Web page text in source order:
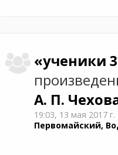
«ученики
А. П.
19:03, 13 мая 2017 г.
Первомайский,